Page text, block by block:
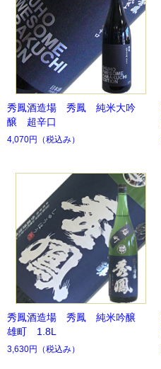
秀鳳酒造場 秀鳳 純米大吟
醸 超辛口
4,070円 （税込み）
秀鳳酒造場 秀鳳 純米吟醸
雄町 1.8L
3,630円 （税込み）